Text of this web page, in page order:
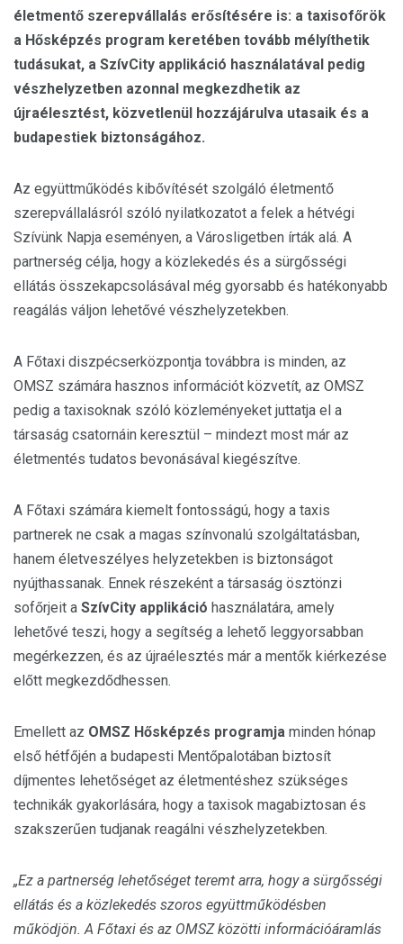
életmentő szerepvállalás erősítésére is: a taxisofőrök
a Hősképzés program keretében tovább mélyíthetik
tudásukat, a SzívCity applikáció használatával pedig
vészhelyzetben azonnal megkezdhetik az
újraélesztést, közvetlenül hozzájárulva utasaik és a
budapestiek biztonságához.
Az együttműködés kibővítését szolgáló életmentő
szerepvállalásról szóló nyilatkozatot a felek a hétvégi
Szívünk Napja eseményen, a Városligetben írták alá. A
partnerség célja, hogy a közlekedés és a sürgősségi
ellátás összekapcsolásával még gyorsabb és hatékonyabb
reagálás váljon lehetővé vészhelyzetekben.
A Főtaxi diszpécserközpontja továbbra is minden, az
OMSZ számára hasznos információt közvetít, az OMSZ
pedig a taxisoknak szóló közleményeket juttatja el a
társaság csatornáin keresztül – mindezt most már az
életmentés tudatos bevonásával kiegészítve.
A Főtaxi számára kiemelt fontosságú, hogy a taxis
partnerek ne csak a magas színvonalú szolgáltatásban,
hanem életveszélyes helyzetekben is biztonságot
nyújthassanak. Ennek részeként a társaság ösztönzi
sofőrjeit a SzívCity applikáció használatára, amely
lehetővé teszi, hogy a segítség a lehető leggyorsabban
megérkezzen, és az újraélesztés már a mentők kiérkezése
előtt megkezdődhessen.
Emellett az OMSZ Hősképzés programja minden hónap
első hétfőjén a budapesti Mentőpalotában biztosít
díjmentes lehetőséget az életmentéshez szükséges
technikák gyakorlására, hogy a taxisok magabiztosan és
szakszerűen tudjanak reagálni vészhelyzetekben.
„Ez a partnerség lehetőséget teremt arra, hogy a sürgősségi
ellátás és a közlekedés szoros együttműködésben
működjön. A Főtaxi és az OMSZ közötti információáramlás